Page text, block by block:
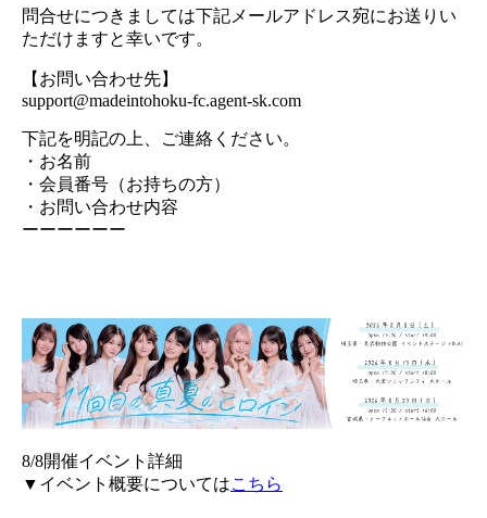
問合せにつきましては下記メールアドレス宛にお送りい
ただけますと幸いです。
【お問い合わせ先】
support@madeintohoku-fc.agent-sk.com
下記を明記の上、ご連絡ください。
・お名前
・会員番号（お持ちの方）
・お問い合わせ内容
ーーーーーー
8/8開催イベント詳細
▼イベント概要についてはこちら